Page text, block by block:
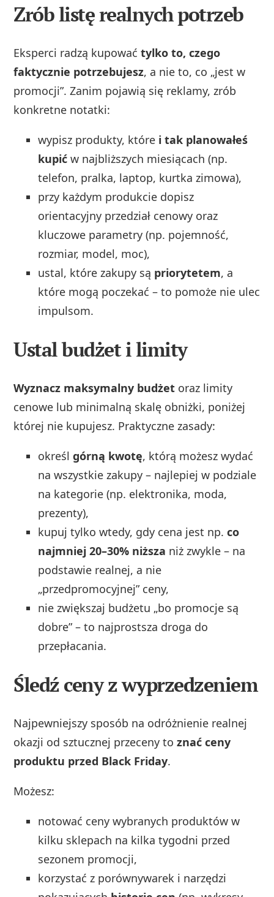
Zrób listę realnych potrzeb
Eksperci radzą kupowaćtylko to, czego
faktycznie potrzebujesz, a nie to, co „jest w
promocji”. Zanim pojawią się reklamy, zrób
konkretne notatki:
wypisz produkty, które i tak planowałeś
kupić w najbliższych miesiącach (np.
telefon, pralka, laptop, kurtka zimowa),
przy każdym produkcie dopisz
orientacyjny przedział cenowy oraz
kluczowe parametry (np. pojemność,
rozmiar, model, moc),
ustal, które zakupy są priorytetem, a
które mogą poczekać – to pomoże nie ulec
impulsom.
Ustal budżet i limity
Wyznacz maksymalny budżet oraz limity
cenowe lub minimalną skalę obniżki, poniżej
której nie kupujesz. Praktyczne zasady:
określgórną kwotę, którą możesz wydać
na wszystkie zakupy – najlepiej w podziale
na kategorie (np. elektronika, moda,
prezenty),
kupuj tylko wtedy, gdy cena jest np.co
najmniej 20–30% niższa niż zwykle – na
podstawie realnej, a nie
„przedpromocyjnej” ceny,
nie zwiększaj budżetu „bo promocje są
dobre” – to najprostsza droga do
przepłacania.
Śledź ceny z wyprzedzeniem
Najpewniejszy sposób na odróżnienie realnej
okazji od sztucznej przeceny toznać ceny
produktu przed Black Friday.
Możesz:
notować ceny wybranych produktów w
kilku sklepach na kilka tygodni przed
sezonem promocji,
korzystać z porównywarek i narzędzi